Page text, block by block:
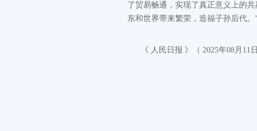
了贸易畅通，实现了真正意义上的
东和世界带来繁荣，造福子孙后代。
《 人民日报 》（ 2025年08月11